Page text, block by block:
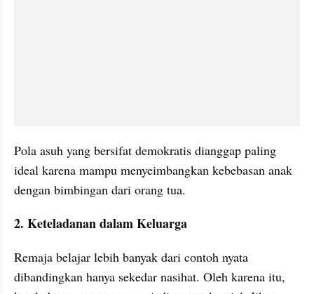
Pola asuh yang bersifat demokratis dianggap paling
ideal karena mampu menyeimbangkan kebebasan anak
dengan bimbingan dari orang tua.
2. Keteladanan dalam Keluarga
Remaja belajar lebih banyak dari contoh nyata
dibandingkan hanya sekedar nasihat. Oleh karena itu,